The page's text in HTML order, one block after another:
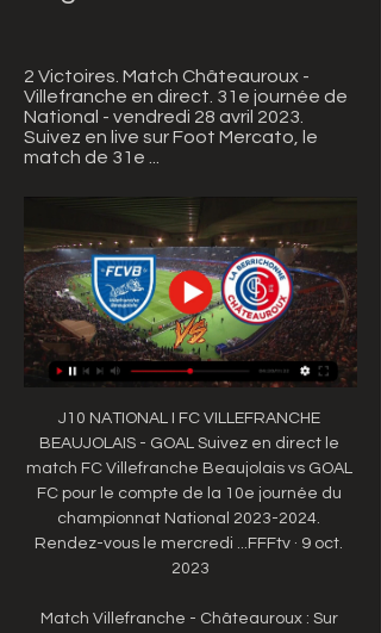
2 Victoires. Match Châteauroux -
Villefranche en direct. 31e journée de
National - vendredi 28 avril 2023.
Suivez en live sur Foot Mercato, le
match de 31e ...
J10 NATIONAL I FC VILLEFRANCHE
BEAUJOLAIS - GOAL Suivez en direct le
match FC Villefranche Beaujolais vs GOAL
FC pour le compte de la 10e journée du
championnat National 2023-2024.
Rendez-vous le mercredi ...FFFtv · 9 oct.
2023
Match Villefranche - Châteauroux : Sur